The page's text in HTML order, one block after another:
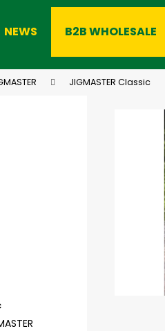
NEWS B2B WHOLESALE
JIGMASTER Classic
What